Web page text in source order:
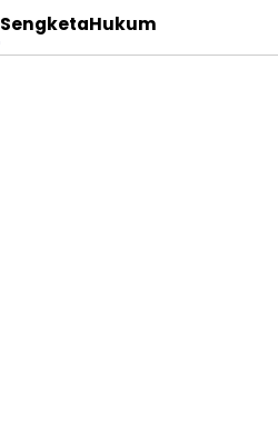
SengketaHukum